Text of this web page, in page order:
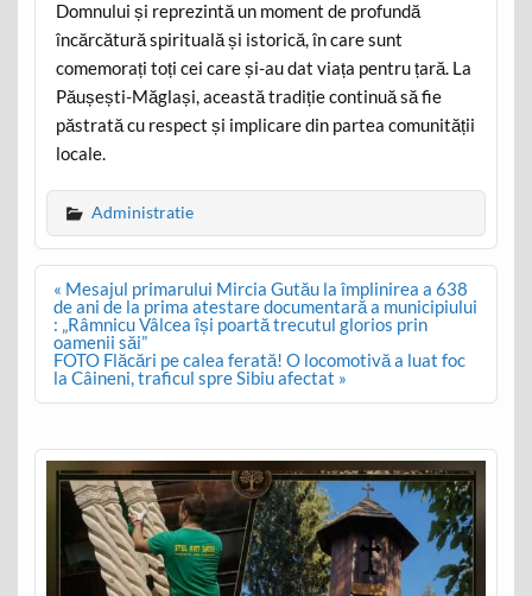
Domnului și reprezintă un moment de profundă
încărcătură spirituală și istorică, în care sunt
comemorați toți cei care și-au dat viața pentru țară. La
Păușești-Măglași, această tradiție continuă să fie
păstrată cu respect și implicare din partea comunității
locale.
Administratie
Post
navigation
« Mesajul primarului Mircia Gutău la împlinirea a 638
de ani de la prima atestare documentară a municipiului
: „Râmnicu Vâlcea își poartă trecutul glorios prin
oamenii săi”
FOTO Flăcări pe calea ferată! O locomotivă a luat foc
la Câineni, traficul spre Sibiu afectat »